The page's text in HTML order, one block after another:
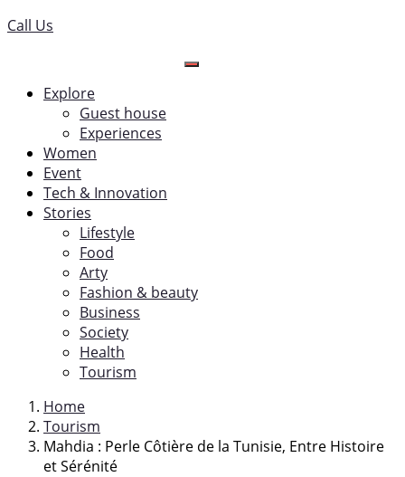
Call Us
Explore
Guest house
Experiences
Women
Event
Tech & Innovation
Stories
Lifestyle
Food
Arty
Fashion & beauty
Business
Society
Health
Tourism
Home
Tourism
Mahdia : Perle Côtière de la Tunisie, Entre Histoire
et Sérénité